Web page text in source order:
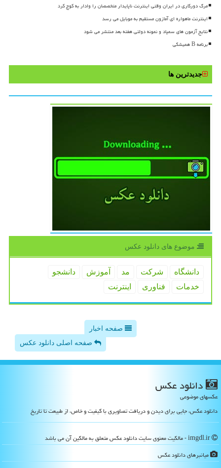
مرگ دورکاری در ایران وقتی اینترنت ناپایدار متخصصان را وادار به کوچ کرد
اینترنت ماهواره ای آمازون مستقیم به موبایل می رسد
نتایج آزمون های سمپاد و نمونه دولتی هفته بعد منتشر می شود
برنامه B همیشگی
جدیدترین ها
موضوع های دانلود عكس
دانشگاه شركت مد آموزش
دانشجو
خدمات
فناوری اینترنت
صفحه اخبار
صفحه اصلی دانلود عکس
دانلود عكس
عکسهای موضوعی
دانلود عکس، جایی برای دیدن و دریافت تصاویری با کیفیت و خاص، از طبیعت تا تاریخ
میانبرهای دانلود عكس